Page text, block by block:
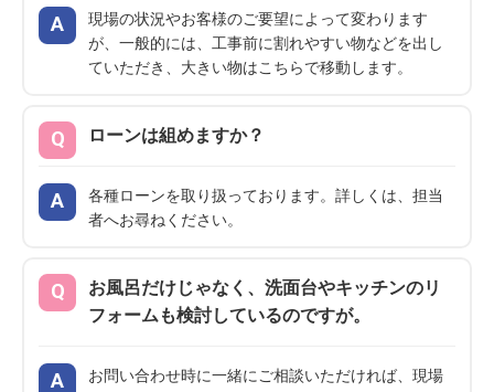
現場の状況やお客様のご要望によって変わります
が、一般的には、工事前に割れやすい物などを出し
ていただき、大きい物はこちらで移動します。
ローンは組めますか？
各種ローンを取り扱っております。詳しくは、担当
者へお尋ねください。
お風呂だけじゃなく、洗面台やキッチンのリ
フォームも検討しているのですが。
お問い合わせ時に一緒にご相談いただければ、現場